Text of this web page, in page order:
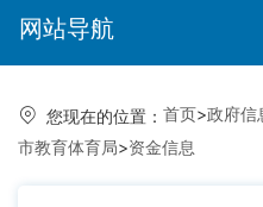
网站导航
您现在的位置： 首页>政府信
市教育体育局>资金信息